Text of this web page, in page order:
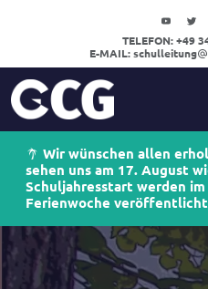
TELEFON: +49
E-MAIL: schulleitung
Wir wünschen allen
sehen uns am 17. August
Schuljahresstart werden
Ferienwoche